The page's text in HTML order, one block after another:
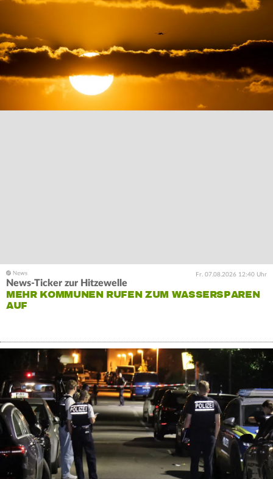
Fr. 07.08.2026 12:40 Uhr
News-Ticker zur Hitzewelle
MEHR KOMMUNEN RUFEN ZUM WASSERSPAREN
AUF